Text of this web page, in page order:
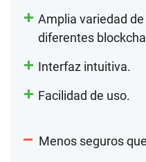
Amplia variedad
diferentes
Interfaz intuitiva.
Facilidad de uso.
Menos seguros